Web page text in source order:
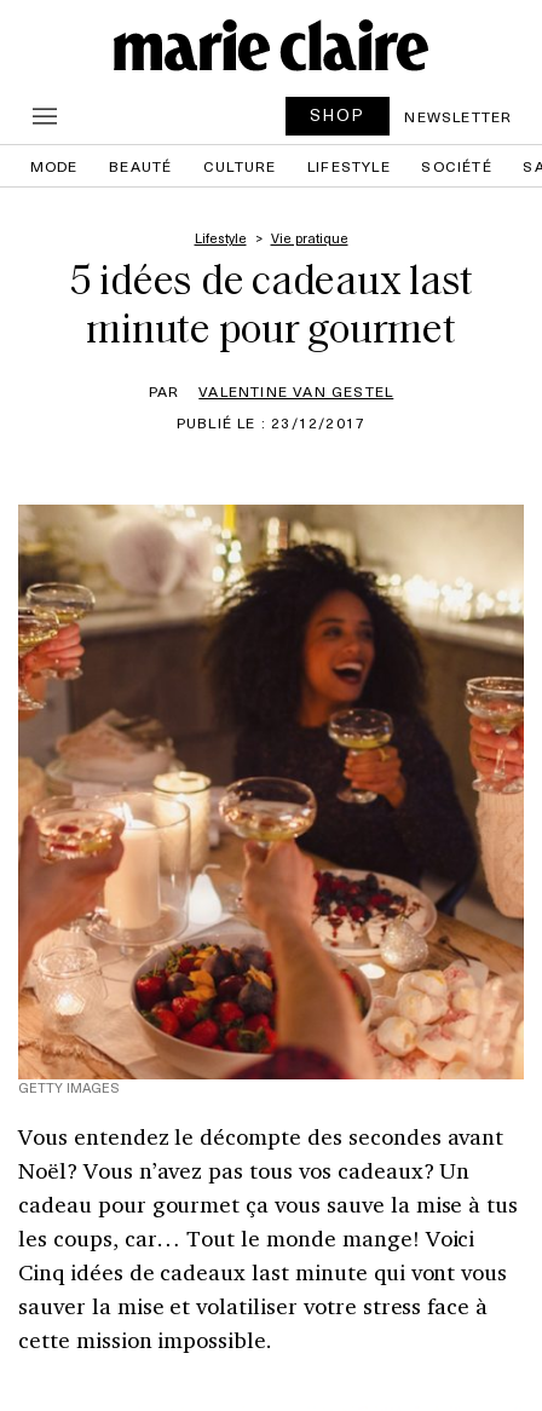
SHOP NEWSLETTER
MODE BEAUTÉ CULTURE LIFESTYLE SOCIÉTÉ
Lifestyle Vie pratique
5 idées de cadeaux last
minute pour gourmet
PAR
VALENTINE VAN GESTEL
PUBLIÉ LE : 23/12/2017
GETTY IMAGES
Vous entendez le décompte des secondes avant
Noël? Vous n’avez pas tous vos cadeaux? Un
cadeau pour gourmet ça vous sauve la mise à tus
les coups, car… Tout le monde mange! Voici
Cinq idées de cadeaux last minute qui vont vous
sauver la mise et volatiliser votre stress face à
cette mission impossible.